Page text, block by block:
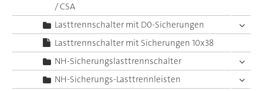
/ CSA
Lasttrennschalter mit D0-Sicherungen
Lasttrennschalter mit Sicherungen 10x38
NH-Sicherungslasttrennschalter
NH-Sicherungs-Lasttrennleisten